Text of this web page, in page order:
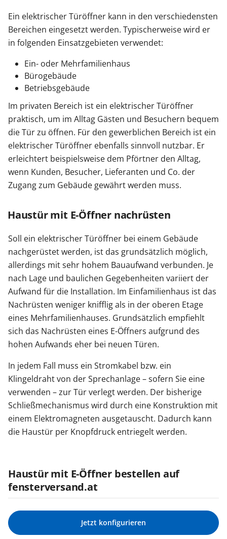
Ein elektrischer Türöffner kann in den verschiedensten
Bereichen eingesetzt werden. Typischerweise wird er
in folgenden Einsatzgebieten verwendet:
Ein- oder Mehrfamilienhaus
Bürogebäude
Betriebsgebäude
Im privaten Bereich ist ein elektrischer Türöffner
praktisch, um im Alltag Gästen und Besuchern bequem
die Tür zu öffnen. Für den gewerblichen Bereich ist ein
elektrischer Türöffner ebenfalls sinnvoll nutzbar. Er
erleichtert beispielsweise dem Pförtner den Alltag,
wenn Kunden, Besucher, Lieferanten und Co. der
Zugang zum Gebäude gewährt werden muss.
Haustür mit E-Öffner nachrüsten
Soll ein elektrischer Türöffner bei einem Gebäude
nachgerüstet werden, ist das grundsätzlich möglich,
allerdings mit sehr hohem Bauaufwand verbunden. Je
nach Lage und baulichen Gegebenheiten variiert der
Aufwand für die Installation. Im Einfamilienhaus ist das
Nachrüsten weniger knifflig als in der oberen Etage
eines Mehrfamilienhauses. Grundsätzlich empfiehlt
sich das Nachrüsten eines E-Öffners aufgrund des
hohen Aufwands eher bei neuen Türen.
In jedem Fall muss ein Stromkabel bzw. ein
Klingeldraht von der Sprechanlage – sofern Sie eine
verwenden – zur Tür verlegt werden. Der bisherige
Schließmechanismus wird durch eine Konstruktion mit
einem Elektromagneten ausgetauscht. Dadurch kann
die Haustür per Knopfdruck entriegelt werden.
Haustür mit E-Öffner bestellen auf
fensterversand.at
Jetzt konfigurieren